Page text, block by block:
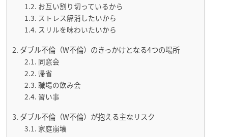
お互い割り切っているから
ストレス解消したいから
スリルを味わいたいから
ダブル不倫（W不倫）のきっかけとなる4つの場所
同窓会
帰省
職場の飲み会
習い事
ダブル不倫（W不倫）が抱える主なリスク
家庭崩壊